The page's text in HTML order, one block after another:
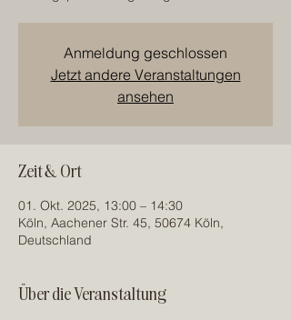
Anmeldung geschlossen
Jetzt andere Veranstaltungen
ansehen
Zeit & Ort
01. Okt. 2025, 13:00 – 14:30
Köln, Aachener Str. 45, 50674 Köln,
Deutschland
Über die Veranstaltung